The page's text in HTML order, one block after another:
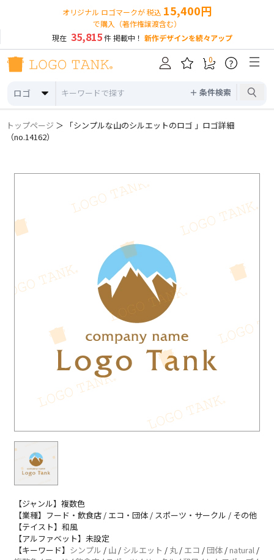
オリジナル ロゴマークが 税込 15,400円
で購入（著作権譲渡含む）
現在 35,815件 掲載中！ 新作デザインを続々アップ
ロゴ ＋ 条件検索
0 ?
トップページ ＞ 「シンプルな山のシルエットのロゴ 」ロゴ詳細
（no.14162）
【ジャンル】複数色
【業種】フード・飲食店 / エコ・団体 / スポーツ・サークル / その他
【テイスト】和風
【アルファベット】未設定
【キーワード】 シンプル / 山 / シルエット / 丸 / エコ /団体 /natural /